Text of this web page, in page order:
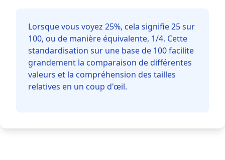
Lorsque vous voyez 25%, cela signifie 25 sur
100, ou de manière équivalente, 1/4. Cette
standardisation sur une base de 100 facilite
grandement la comparaison de différentes
valeurs et la compréhension des tailles
relatives en un coup d'œil.